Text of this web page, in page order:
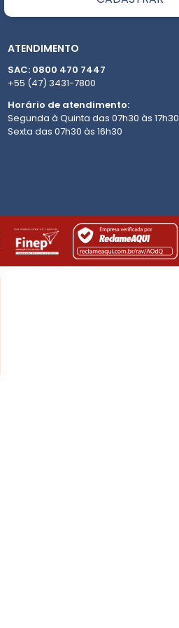
ATENDIMENTO
SAC: 0800 470 7447
+55 (47) 3431-7800
Horário de atendimento:
Segunda à Quinta das 07h30 às 17h30
Sexta das 07h30 às 16h30